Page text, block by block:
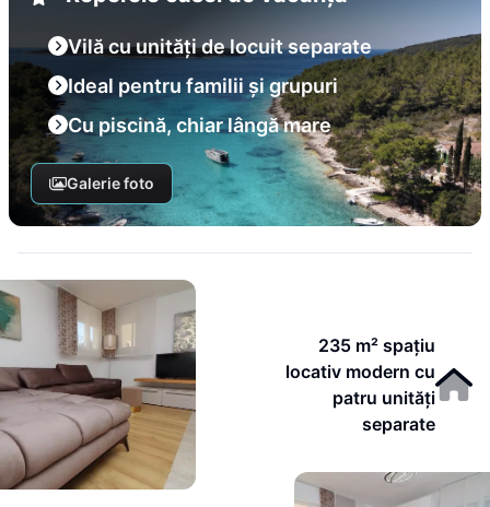
Vilă cu unități de locuit separate
Ideal pentru familii și grupuri
Cu piscină, chiar lângă mare
Galerie foto
235 m² spațiu
locativ modern cu
patru unități
separate